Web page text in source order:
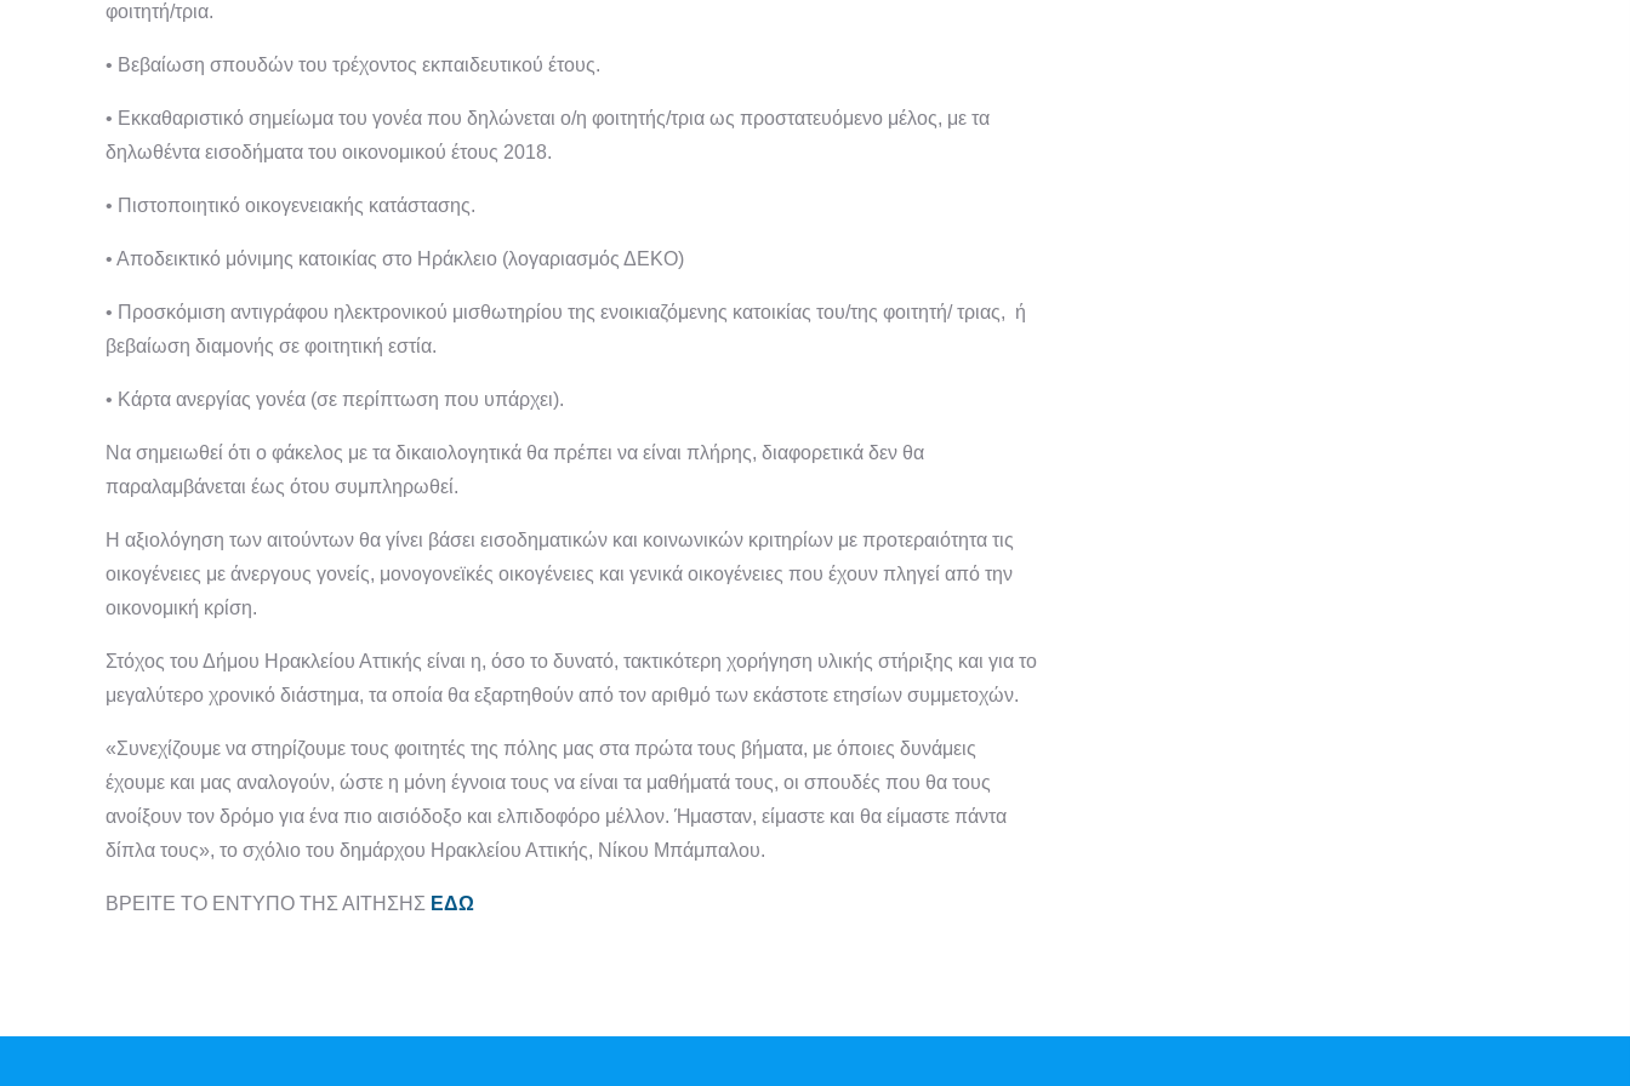
φοιτητή/τρια.
• Βεβαίωση σπουδών του τρέχοντος εκπαιδευτικού έτους.
• Εκκαθαριστικό σημείωμα του γονέα που δηλώνεται ο/η φοιτητής/τρια ως προστατευόμενο μέλος, με τα
δηλωθέντα εισοδήματα του οικονομικού έτους 2018.
• Πιστοποιητικό οικογενειακής κατάστασης.
• Αποδεικτικό μόνιμης κατοικίας στο Ηράκλειο (λογαριασμός ΔΕΚΟ)
• Προσκόμιση αντιγράφου ηλεκτρονικού μισθωτηρίου της ενοικιαζόμενης κατοικίας του/της φοιτητή/ τριας, ή
βεβαίωση διαμονής σε φοιτητική εστία.
• Κάρτα ανεργίας γονέα (σε περίπτωση που υπάρχει).
Να σημειωθεί ότι ο φάκελος με τα δικαιολογητικά θα πρέπει να είναι πλήρης, διαφορετικά δεν θα
παραλαμβάνεται έως ότου συμπληρωθεί.
Η αξιολόγηση των αιτούντων θα γίνει βάσει εισοδηματικών και κοινωνικών κριτηρίων με προτεραιότητα τις
οικογένειες με άνεργους γονείς, μονογονεϊκές οικογένειες και γενικά οικογένειες που έχουν πληγεί από την
οικονομική κρίση.
Στόχος του Δήμου Ηρακλείου Αττικής είναι η, όσο το δυνατό, τακτικότερη χορήγηση υλικής στήριξης και για το
μεγαλύτερο χρονικό διάστημα, τα οποία θα εξαρτηθούν από τον αριθμό των εκάστοτε ετησίων συμμετοχών.
«Συνεχίζουμε να στηρίζουμε τους φοιτητές της πόλης μας στα πρώτα τους βήματα, με όποιες δυνάμεις
έχουμε και μας αναλογούν, ώστε η μόνη έγνοια τους να είναι τα μαθήματά τους, οι σπουδές που θα τους
ανοίξουν τον δρόμο για ένα πιο αισιόδοξο και ελπιδοφόρο μέλλον. Ήμασταν, είμαστε και θα είμαστε πάντα
δίπλα τους», το σχόλιο του δημάρχου Ηρακλείου Αττικής, Νίκου Μπάμπαλου.
ΒΡΕΙΤΕ ΤΟ ΕΝΤΥΠΟ ΤΗΣ ΑΙΤΗΣΗΣ ΕΔΩ